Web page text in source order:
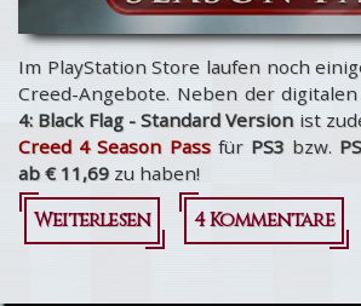
Im PlayStation Store laufen noch
Creed-Angebote. Neben der
4: Black Flag - Standard Versionist
Creed 4 Season Passfür PS3 bzw.
ab € 11,69zu haben!
Weiterlesen
über
4 Kommentare